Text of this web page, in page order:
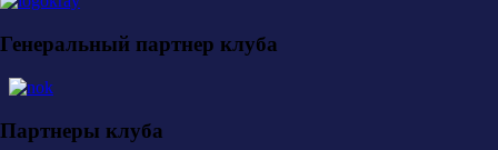
Генеральный партнер клуба
Партнеры клуба